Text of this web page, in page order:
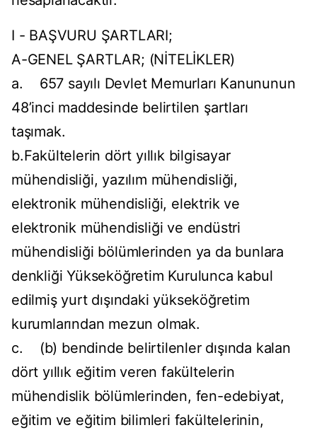
I - BAŞVURU ŞARTLARI;
A-GENEL ŞARTLAR; (NİTELİKLER)
a. 657 sayılı Devlet Memurları Kanununun
48’inci maddesinde belirtilen şartları
taşımak.
b.Fakültelerin dört yıllık bilgisayar
mühendisliği, yazılım mühendisliği,
elektronik mühendisliği, elektrik ve
elektronik mühendisliği ve endüstri
mühendisliği bölümlerinden ya da bunlara
denkliği Yükseköğretim Kurulunca kabul
edilmiş yurt dışındaki yükseköğretim
kurumlarından mezun olmak.
c. (b) bendinde belirtilenler dışında kalan
dört yıllık eğitim veren fakültelerin
mühendislik bölümlerinden, fen-edebiyat,
eğitim ve eğitim bilimleri fakültelerinin,